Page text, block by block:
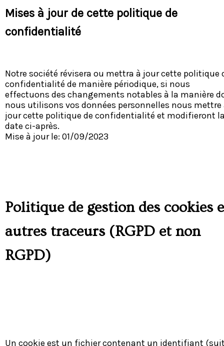
Mises à jour de cette politique de
confidentialité
Notre société révisera ou mettra à jour cette politique
confidentialité de manière périodique, si nous
effectuons des changements notables à la manière
nous utilisons vos données personnelles nous mettre
jour cette politique de confidentialité et modifieront
date ci-après.
Mise à jour le: 01/09/2023
Politique de gestion des cookies
autres traceurs (RGPD et non
RGPD)
Un cookie est un fichier contenant un identifiant